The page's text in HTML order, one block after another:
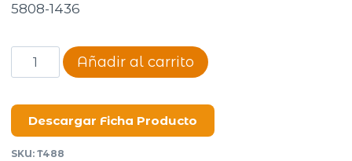
5808-1436
para
Quartier
cantidad
Añadir al carrito
Descargar Ficha Producto
SKU:T488